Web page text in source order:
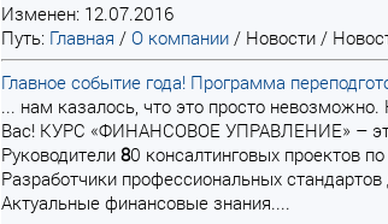
Изменен: 12.07.2016
Путь: Главная / О компании / Новости /
Главное событие года! Программа
... нам казалось, что это просто
Вас! КУРС «ФИНАНСОВОЕ УПРАВЛЕНИЕ» – это
Руководители 80 консалтинговых проектов
Разработчики профессиональных
Актуальные финансовые знания....